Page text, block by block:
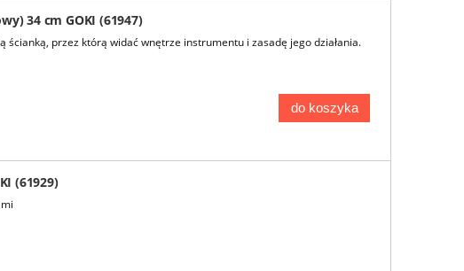
34 cm GOKI (61947)
ścianką, przez którą widać wnętrze instrumentu i zasadę jego działania.
do koszyka
(61929)